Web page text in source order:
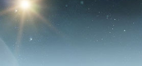
工业烘箱 门